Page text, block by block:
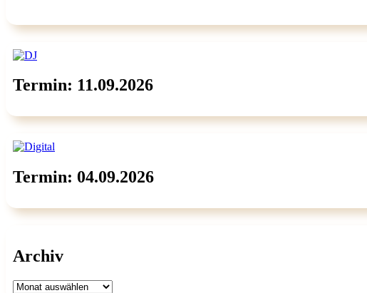
Termin: 11.09.2026
Termin: 04.09.2026
Archiv
Archiv